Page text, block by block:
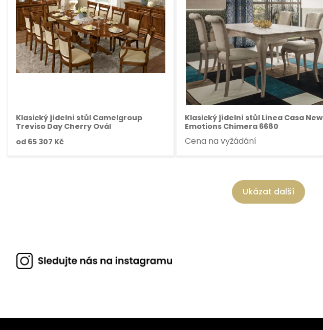
Klasický jídelní stůl Camelgroup
Treviso Day Cherry Ovál
od 65 307 Kč
Klasický jídelní stůl Linea Casa New
Emotions Chimera 6680
Cena na vyžádání
Ukázat další